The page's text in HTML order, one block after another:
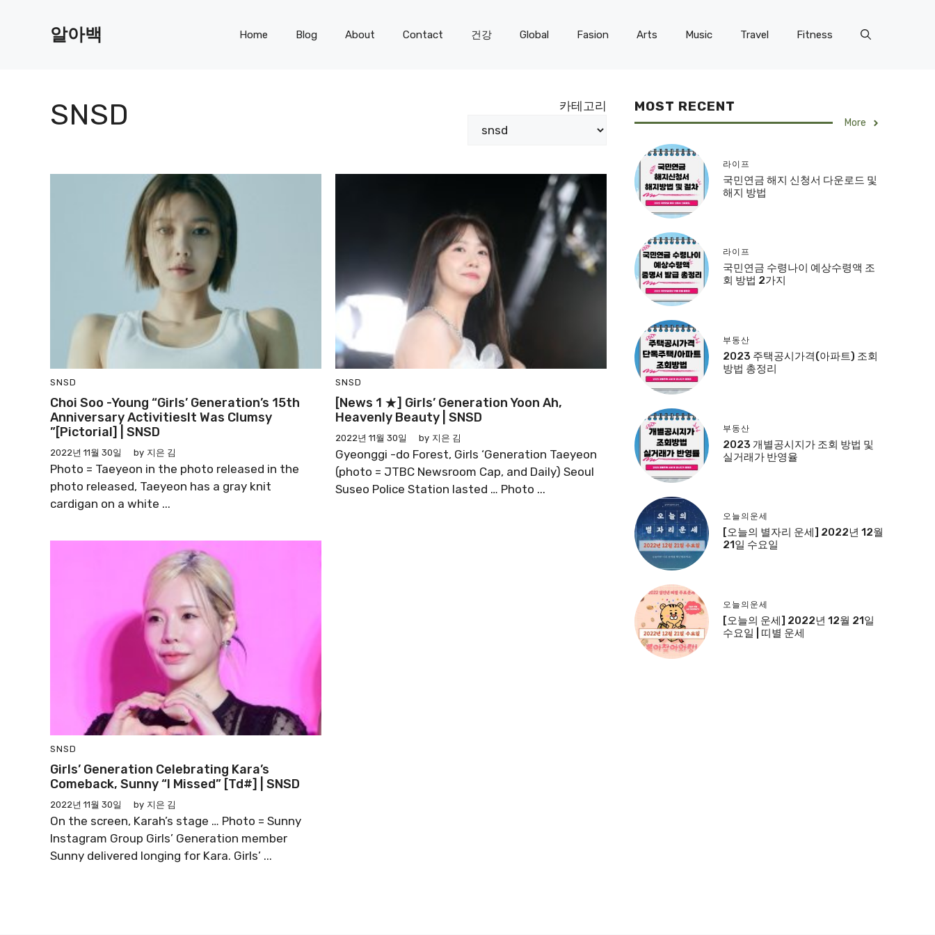
알아백 Home Blog About Contact 건강 Global Fasion Arts Music Travel Fitness
SNSD 카테고리
SNSD
Choi Soo -young “Girls’ Generation’s 15th
Anniversary ActivitiesIt Was Clumsy
”[pictorial] | SNSD
2022년 11월 30일 by 지은 김
Photo = Taeyeon in the photo released in the
photo released, Taeyeon has a gray knit
cardigan on a white ...
SNSD
[News 1 ★] Girls’ Generation Yoon Ah,
Heavenly Beauty | SNSD
2022년 11월 30일 by 지은 김
Gyeonggi -do Forest, Girls ‘Generation Taeyeon
(photo = JTBC Newsroom Cap, and Daily) Seoul
Suseo Police Station lasted … Photo ...
SNSD
Girls’ Generation Celebrating Kara’s
Comeback, Sunny “I Missed” [td#] | SNSD
2022년 11월 30일 by 지은 김
On the screen, Karah’s stage … Photo = Sunny
Instagram Group Girls’ Generation member
Sunny delivered longing for Kara. Girls’ ...
MOST RECENT
More
라이프
국민연금 해지 신청서 다운로드 및
해지 방법
라이프
국민연금 수령나이 예상수령액 조
회 방법 2가지
부동산
2023 주택공시가격(아파트) 조회
방법 총정리
부동산
2023 개별공시지가 조회 방법 및
실거래가 반영율
오늘의운세
[오늘의 별자리 운세] 2022년 12월
21일 수요일
오늘의운세
[오늘의 운세] 2022년 12월 21일
수요일 | 띠별 운세